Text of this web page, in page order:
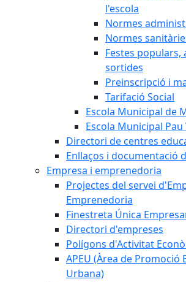
l'escola
Normes
Normes
Festes populars,
sortides
Preinscripció i
Tarifació Social
Escola Municipal de
Escola Municipal Pau
Directori de centres
Enllaços i documentació
Empresa i emprenedoria
Projectes del servei
Emprenedoria
Finestreta Única
Directori d'empreses
Polígons d'Activitat
APEU (Àrea de Promoció
Urbana)